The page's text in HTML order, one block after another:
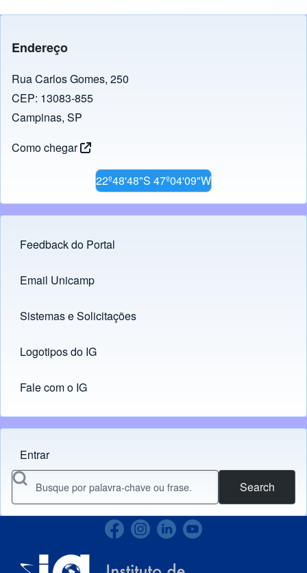
Endereço
Rua Carlos Gomes, 250
CEP: 13083-855
Campinas, SP
Como chegar
22º48'48"S 47º04'09"W
Footer menu
Feedback do Portal
Links
Email Unicamp
(opens in new tab)
Sistemas e Solicitações
(opens in new tab)
Logotipos do IG
(opens in new tab)
Fale com o IG
Menu do usuário
Entrar
Search